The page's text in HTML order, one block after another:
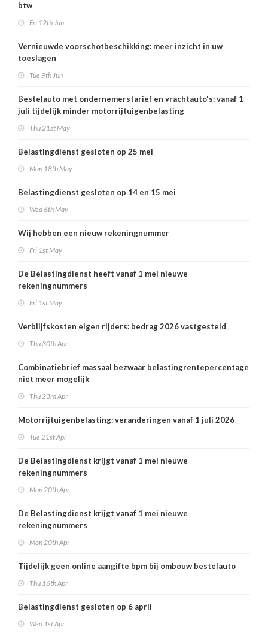
btw
Fri 12th Jun
Vernieuwde voorschotbeschikking: meer inzicht in uw
toeslagen
Tue 9th Jun
Bestelauto met ondernemerstarief en vrachtauto's: vanaf 1
juli tijdelijk minder motorrijtuigenbelasting
Thu 21st May
Belastingdienst gesloten op 25 mei
Mon 18th May
Belastingdienst gesloten op 14 en 15 mei
Wed 6th May
Wij hebben een nieuw rekeningnummer
Fri 1st May
De Belastingdienst heeft vanaf 1 mei nieuwe
rekeningnummers
Fri 1st May
Verblijfskosten eigen rijders: bedrag 2026 vastgesteld
Thu 30th Apr
Combinatiebrief massaal bezwaar belastingrentepercentage
niet meer mogelijk
Thu 23rd Apr
Motorrijtuigenbelasting: veranderingen vanaf 1 juli 2026
Tue 21st Apr
De Belastingdienst krijgt vanaf 1 mei nieuwe
rekeningnummers
Mon 20th Apr
De Belastingdienst krijgt vanaf 1 mei nieuwe
rekeningnummers
Mon 20th Apr
Tijdelijk geen online aangifte bpm bij ombouw bestelauto
Thu 16th Apr
Belastingdienst gesloten op 6 april
Wed 1st Apr